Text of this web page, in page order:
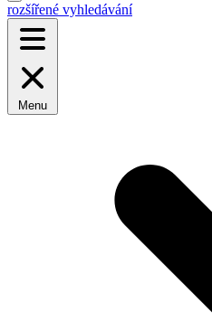
rozšířené vyhledávání
Menu